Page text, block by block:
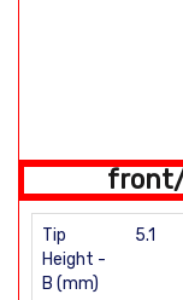
Tip
Height -
B (mm)
5.1